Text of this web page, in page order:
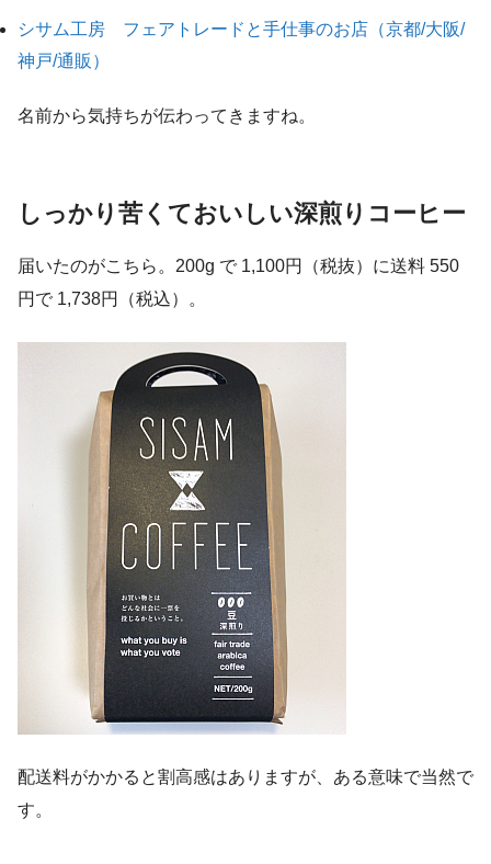
シサム工房 フェアトレードと手仕事のお店（京都/大阪/
神戸/通販）
名前から気持ちが伝わってきますね。
しっかり苦くておいしい深煎りコーヒー
届いたのがこちら。200g で 1,100円（税抜）に送料 550
円で 1,738円（税込）。
配送料がかかると割高感はありますが、ある意味で当然で
す。